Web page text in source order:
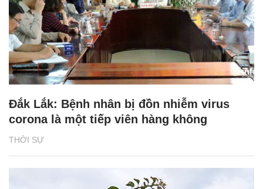
THỜI SỰ
Đắk Lắk: Bệnh nhân bị đồn nhiễm virus
corona là một tiếp viên hàng không